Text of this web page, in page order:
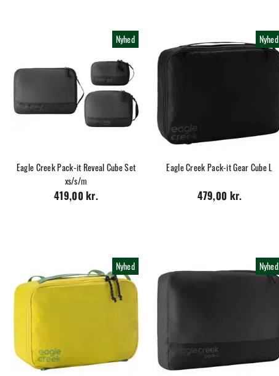
Nyhed
Eagle Creek Pack-it Reveal Cube Set
xs/s/m
419,00 kr.
Nyhed
Eagle Creek Pack-it Gear Cube L
479,00 kr.
Nyhed Nyhed